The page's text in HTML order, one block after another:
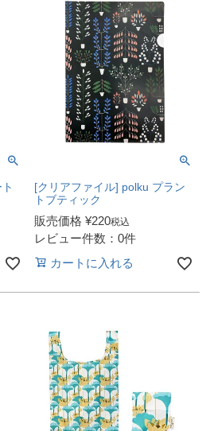
[クリアファイル] polku プラン
トブティック
販売価格 ¥220税込
レビュー件数：0件
カートに入れる